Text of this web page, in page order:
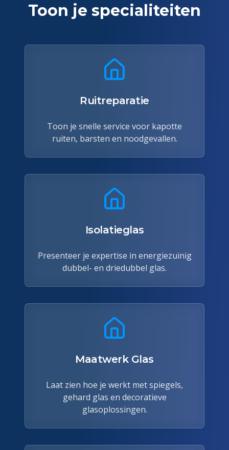
Toon je specialiteiten
Ruitreparatie
Toon je snelle service voor kapotte
ruiten, barsten en noodgevallen.
Isolatieglas
Presenteer je expertise in energiezuinig
dubbel- en driedubbel glas.
Maatwerk Glas
Laat zien hoe je werkt met spiegels,
gehard glas en decoratieve
glasoplossingen.